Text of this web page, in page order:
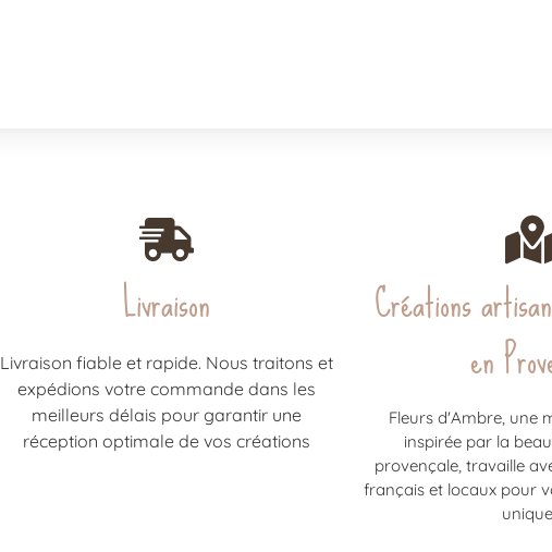
Livraison
Livraison fiable et rapide. Nous traitons et
expédions votre commande dans les
meilleurs délais pour garantir une
réception optimale de vos créations
Créations
en
Fleurs d'Ambre, une
inspirée par la
provençale, travaille
français et locaux pour